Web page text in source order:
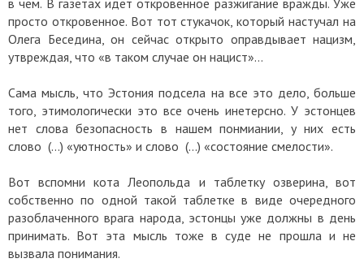
в чем. В газетах идет откровенное разжигание вражды. Уже
просто откровенное. Вот тот стукачок, который настучал на
Олега Беседина, он сейчас открыто оправдывает нацизм,
утвреждая, что «в таком случае он нацист»…
Сама мысль, что Эстония подсела на все это дело, больше
того, этимологически это все очень инетерсно. У эстонцев
нет слова безопасность в нашем понмиании, у них есть
слово (…) «уютность» и слово (…) «состояние смелости».
Вот вспомни кота Леопольда и таблетку озверина, вот
собственно по одной такой таблетке в виде очередного
разоблаченного врага народа, эстонцы уже должны в день
принимать. Вот эта мысль тоже в суде не прошла и не
вызвала понимания.